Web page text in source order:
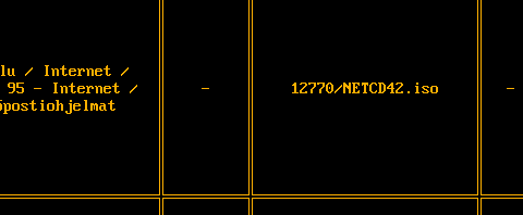
/ Internet /
95 - Internet /
- 12770/NETCD42.iso -